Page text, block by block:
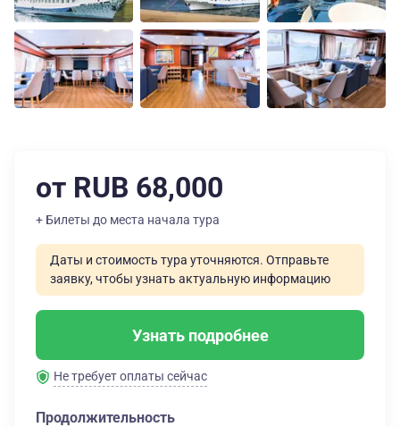
от RUB 68,000
+ Билеты до места начала тура
Даты и стоимость тура уточняются. Отправьте
заявку, чтобы узнать актуальную информацию
Узнать подробнее
Не требует оплаты сейчас
Продолжительность